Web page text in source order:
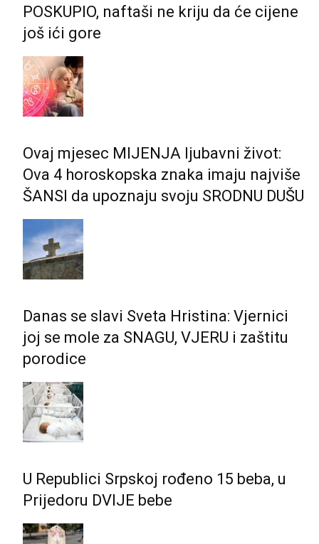
POSKUPIO, naftaši ne kriju da će cijene
još ići gore
Ovaj mjesec MIJENJA ljubavni život:
Ova 4 horoskopska znaka imaju najviše
ŠANSI da upoznaju svoju SRODNU DUŠU
Danas se slavi Sveta Hristina: Vjernici
joj se mole za SNAGU, VJERU i zaštitu
porodice
U Republici Srpskoj rođeno 15 beba, u
Prijedoru DVIJE bebe